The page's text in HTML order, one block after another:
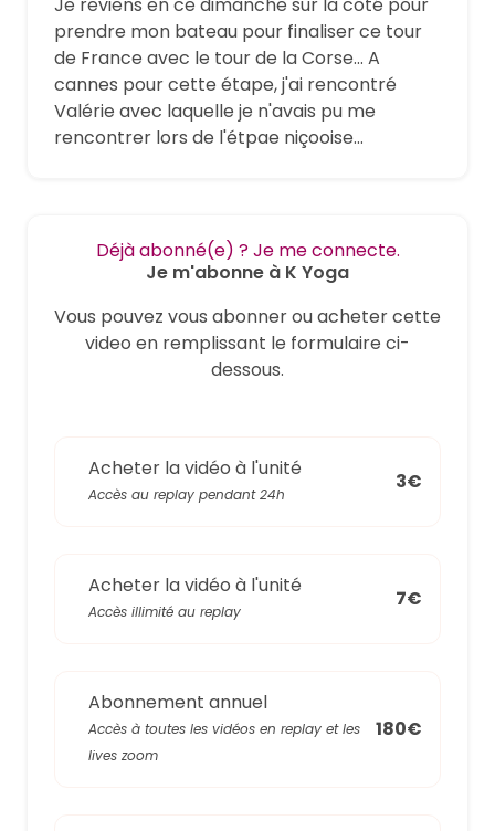
prendre mon bateau pour finaliser ce tour
de France avec le tour de la Corse... A
cannes pour cette étape, j'ai rencontré
Valérie avec laquelle je n'avais pu me
rencontrer lors de l'étpae niçooise...
Déjà abonné(e) ? Je me connecte.
Je m'abonne à K Yoga
Vous pouvez vous abonner ou acheter cette
video en remplissant le formulaire ci-
dessous.
Acheter la vidéo à l'unité
Accès au replay pendant 24h
3€
Acheter la vidéo à l'unité
Accès illimité au replay
7€
Abonnement annuel
Accès à toutes les vidéos en replay et les
lives zoom
180€